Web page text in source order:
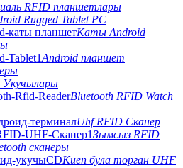
RFID планшетлары
Rugged Tablet PC
Каты Android
Android планшет
Укучылары
Bluetooth RFID Watch
Uhf RFID Сканер
Зымсыз RFID
сканеры
Киеп була торган UHF